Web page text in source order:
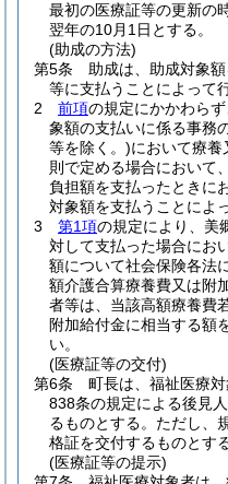
最初の医療証等の更新の
翌年の10月1日とする。
(助成の方法)
第5条
助成は、助成対象
等に支払うことによって
2
前項の規定にかかわら
象額の支払いに係る事務
等を除く。)において療養
則で定める場合において
負担額を支払ったときに
対象額を支払うことによ
3
第1項の規定により、美
対して支払った場合にお
額について社会保険各法
額介護合算療養費又は附
者等は、当該高額療養費
附加給付金に相当する額
い。
(医療証等の交付)
第6条
町長は、福祉医療
838条の規定による後見
るものとする。 ただし、
格証を交付するものとする
(医療証等の提示)